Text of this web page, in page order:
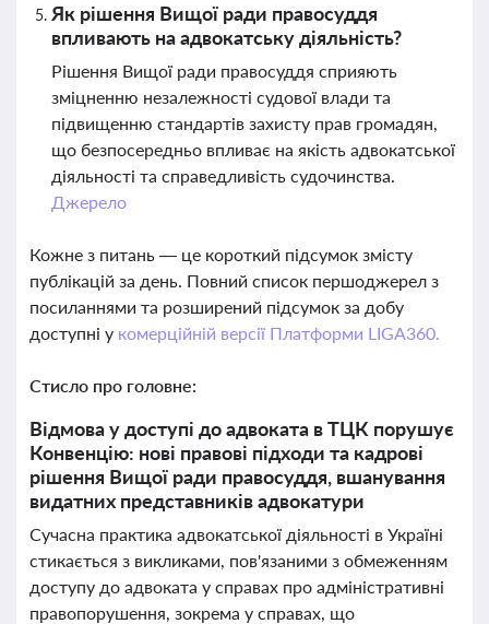
Як рішення Вищої ради правосуддя
впливають на адвокатську діяльність?
Рішення Вищої ради правосуддя сприяють
зміцненню незалежності судової влади та
підвищенню стандартів захисту прав громадян,
що безпосередньо впливає на якість адвокатської
діяльності та справедливість судочинства.
Джерело
Кожне з питань — це короткий підсумок змісту
публікацій за день. Повний список першоджерел з
посиланнями та розширений підсумок за добу
доступні у комерційній версії Платформи LIGA360.
Стисло про головне:
Відмова у доступі до адвоката в ТЦК порушує
Конвенцію: нові правові підходи та кадрові
рішення Вищої ради правосуддя, вшанування
видатних представників адвокатури
Сучасна практика адвокатської діяльності в Україні
стикається з викликами, пов'язаними з обмеженням
доступу до адвоката у справах про адміністративні
правопорушення, зокрема у справах, що